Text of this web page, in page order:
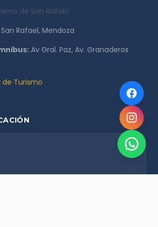
de San Rafael
San Rafael, Mendoza
Av Gral. Paz, Av. Granaderos
de Turismo